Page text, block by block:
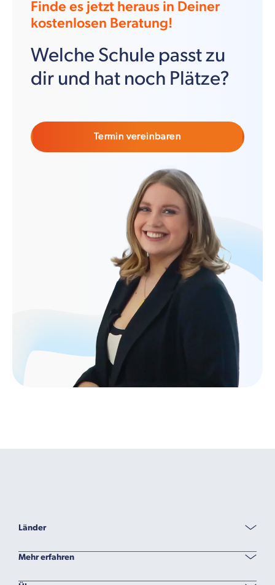
Finde es jetzt heraus in Deiner
kostenlosen Beratung!
Welche Schule passt zu
dir und hat noch Plätze?
Termin vereinbaren
Länder
Mehr erfahren